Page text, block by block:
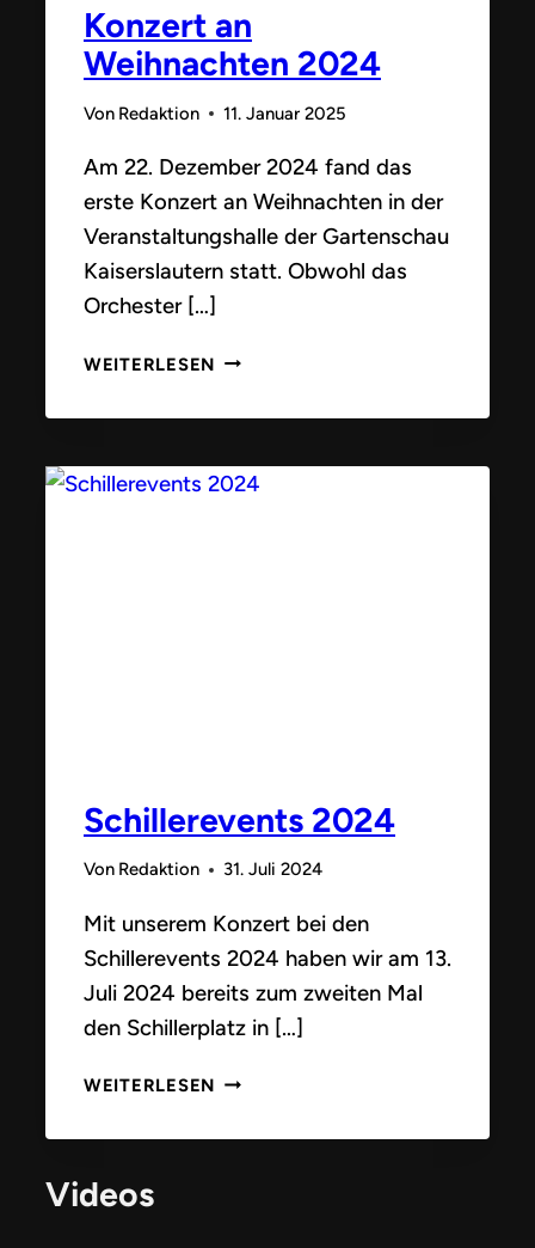
Konzert an
Weihnachten 2024
Von Redaktion 11. Januar 2025
Am 22. Dezember 2024 fand das
erste Konzert an Weihnachten in der
Veranstaltungshalle der Gartenschau
Kaiserslautern statt. Obwohl das
Orchester […]
WEITERLESEN KONZERT
Schillerevents 2024
Von Redaktion 31. Juli 2024
Mit unserem Konzert bei den
Schillerevents 2024 haben wir am 13.
Juli 2024 bereits zum zweiten Mal
den Schillerplatz in […]
WEITERLESEN SCHILLEREVENTS
Videos